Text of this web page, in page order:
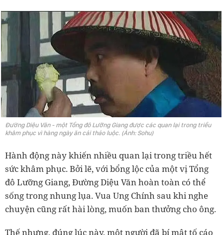
Đường Diệu Văn - một Tổng đô Lưỡng Giang được các quan lại trong triều
khâm phục vì hàng ngày ăn cải thảo luộc. (Ảnh: Sohu)
Hành động này khiến nhiều quan lại trong triều hết
sức khâm phục. Bởi lẽ, với bổng lộc của một vị Tổng
đô Lưỡng Giang, Đường Diệu Văn hoàn toàn có thể
sống trong nhung lụa. Vua Ung Chính sau khi nghe
chuyện cũng rất hài lòng, muốn ban thưởng cho ông.
Thế nhưng, đúng lúc này, một người đã bí mật tố cáo